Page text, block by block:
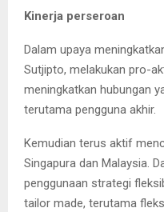
Kinerja perseroan
Dalam upaya
Sutjipto, melakukan pro-
meningkatkan hubungan
terutama pengguna akhir.
Kemudian terus aktif
Singapura dan Malaysia.
penggunaan strategi
tailor made, terutama